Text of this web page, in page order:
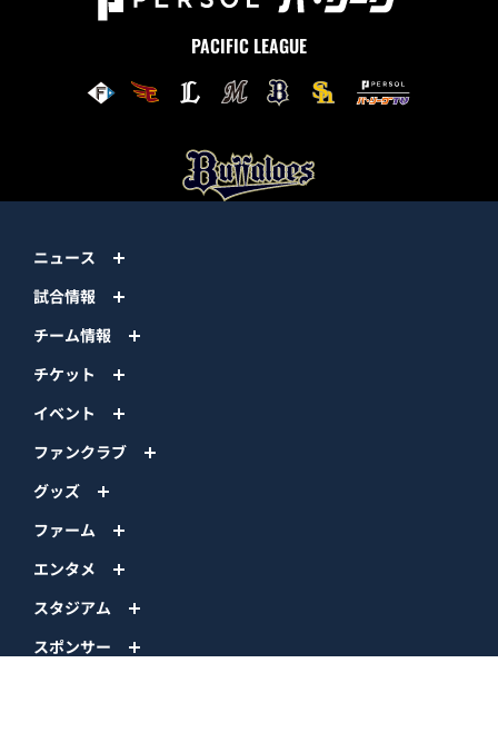
PACIFIC LEAGUE
ニュース
試合情報
チーム情報
チケット
イベント
ファンクラブ
グッズ
ファーム
エンタメ
スタジアム
スポンサー